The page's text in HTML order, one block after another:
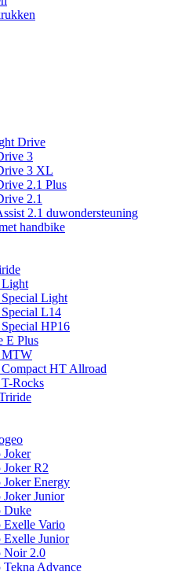
Drive
3
3 XL
2.1 Plus
2.1
2.1 duwondersteuning
handbike
Light
L14
HP16
E Plus
MTW
HT Allroad
Rocks
Joker
Joker R2
Joker Energy
Joker Junior
Duke
Exelle Vario
Exelle Junior
Noir 2.0
Tekna Advance